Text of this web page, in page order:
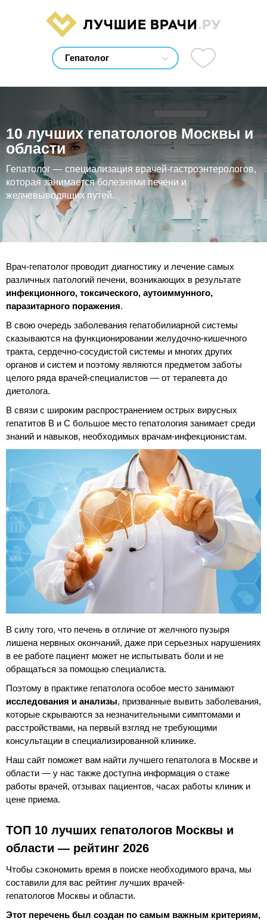
ЛУЧШИЕ ВРАЧИ.РУ
10 лучших гепатологов Москвы и
области
Гепатолог — специализация врачей-гастроэнтерологов,
которая занимается болезнями печени и
желчевыводящих путей.
Врач-гепатолог проводит диагностику и лечение самых
различных патологий печени, возникающих в результате
инфекционного, токсического, аутоиммунного,
паразитарного поражения.
В свою очередь заболевания гепатобилиарной системы
сказываются на функционировании желудочно-кишечного
тракта, сердечно-сосудистой системы и многих других
органов и систем и поэтому являются предметом заботы
целого ряда врачей-специалистов — от терапевта до
диетолога.
В связи с широким распространением острых вирусных
гепатитов В и С большое место гепатология занимает среди
знаний и навыков, необходимых врачам-инфекционистам.
В силу того, что печень в отличие от желчного пузыря
лишена нервных окончаний, даже при серьезных нарушениях
в ее работе пациент может не испытывать боли и не
обращаться за помощью специалиста.
Поэтому в практике гепатолога особое место занимают
исследования и анализы, призванные вывить заболевания,
которые скрываются за незначительными симптомами и
расстройствами, на первый взгляд не требующими
консультации в специализированной клинике.
Наш сайт поможет вам найти лучшего гепатолога в Москве и
области — у нас также доступна информация о стаже
работы врачей, отзывах пациентов, часах работы клиник и
цене приема.
ТОП 10 лучших гепатологов Москвы и
области — рейтинг 2026
Чтобы сэкономить время в поиске необходимого врача, мы
составили для вас рейтинг лучших врачей-
гепатологов Москвы и области.
Этот перечень был создан по самым важным критериям,